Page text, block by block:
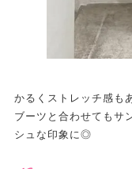
かるくストレッチ感も
ブーツと合わせてもサ
シュな印象に◎